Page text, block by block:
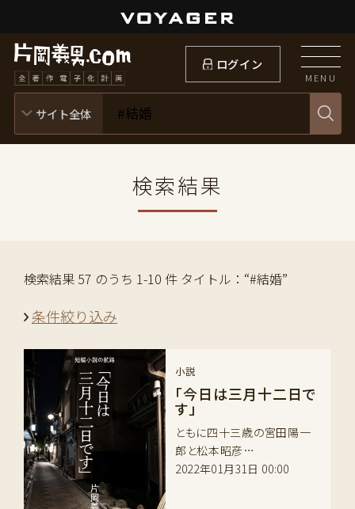
ログイン
MENU
検索結果
検索結果 57 のうち 1-10 件 タイトル：“#結婚”
条件絞り込み
小説
「今日は三月十二日で
す」
ともに四十三歳の宮田陽一
郎と松本昭彦…
2022年01月31日 00:00